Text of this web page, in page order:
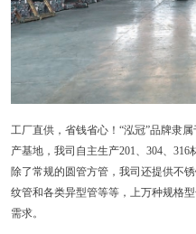
工厂直供，省钱省心！“泓冠”品牌隶
产基地，我司自主生产201、304、
除了常规的圆管方管，我司还提供不
纹管和各类异型管等等，上万种规格
需求。